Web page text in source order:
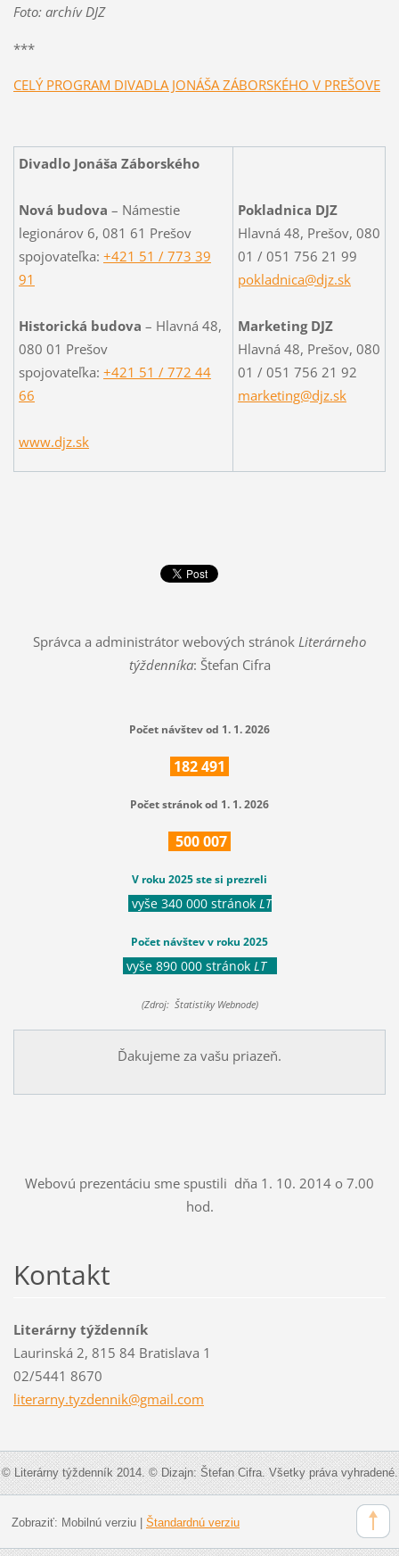
Foto: archív DJZ
***
CELÝ PROGRAM DIVADLA JONÁŠA ZÁBORSKÉHO V PREŠOVE
Divadlo Jonáša Záborského
Nová budova – Námestie
legionárov 6, 081 61 Prešov
spojovateľka: +421 51 / 773 39
91
Historická budova – Hlavná 48,
080 01 Prešov
spojovateľka: +421 51 / 772 44
66
www.djz.sk
Pokladnica DJZ
Hlavná 48, Prešov, 080
01 / 051 756 21 99
pokladnica@djz.sk
Marketing DJZ
Hlavná 48, Prešov, 080
01 / 051 756 21 92
marketing@djz.sk
Správca a administrátor webových stránok Literárneho
týždenníka: Štefan Cifra
Počet návštev od 1. 1. 2026
182491
Počet stránok od 1. 1. 2026
500007
V roku 2025 ste si prezreli
vyše 340 000 stránok LT
Počet návštev v roku 2025
vyše 890 000 stránok LT
(Zdroj: Štatistiky Webnode)
Ďakujeme za vašu priazeň.
Webovú prezentáciu sme spustili dňa 1. 10. 2014 o 7.00
hod.
Kontakt
Literárny týždenník
Laurinská 2, 815 84 Bratislava 1
02/5441 8670
literarny.tyzdennik@gmail.com
© Literárny týždenník 2014. © Dizajn: Štefan Cifra. Všetky práva vyhradené.
Zobraziť: Mobilnú verziu| Štandardnú verziu